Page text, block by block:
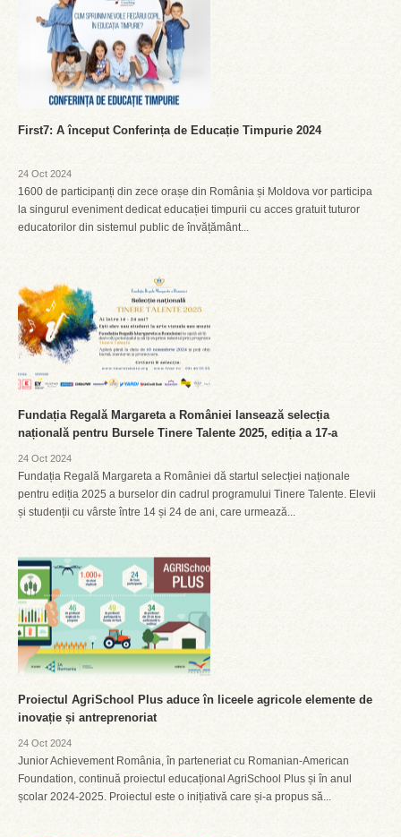
First7: A început Conferința de Educație Timpurie 2024
24 Oct 2024
1600 de participanți din zece orașe din România și Moldova vor participa
la singurul eveniment dedicat educației timpurii cu acces gratuit tuturor
educatorilor din sistemul public de învățământ...
Fundația Regală Margareta a României lansează selecția
națională pentru Bursele Tinere Talente 2025, ediția a 17-a
24 Oct 2024
Fundația Regală Margareta a României dă startul selecției naționale
pentru ediția 2025 a burselor din cadrul programului Tinere Talente. Elevii
și studenții cu vârste între 14 și 24 de ani, care urmează...
Proiectul AgriSchool Plus aduce în liceele agricole elemente de
inovație și antreprenoriat
24 Oct 2024
Junior Achievement România, în parteneriat cu Romanian-American
Foundation, continuă proiectul educațional AgriSchool Plus și în anul
școlar 2024-2025. Proiectul este o inițiativă care și-a propus să...